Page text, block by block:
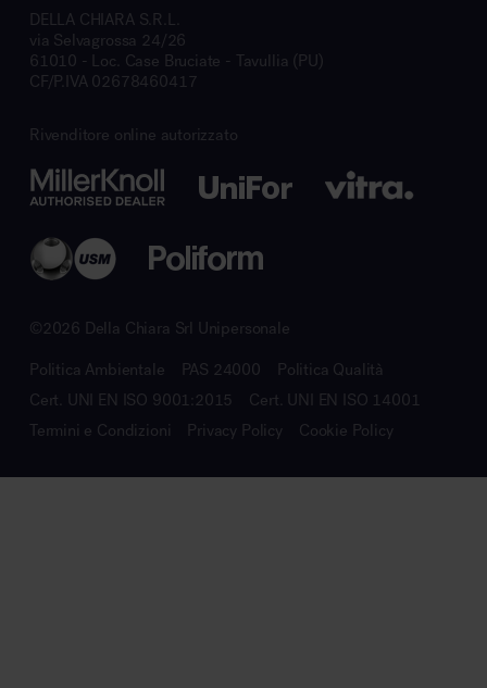
DELLA CHIARA S.R.L.
via Selvagrossa 24/26
61010 - Loc. Case Bruciate - Tavullia (PU)
CF/P.IVA 02678460417
Rivenditore online autorizzato
©2026 Della Chiara Srl Unipersonale
Politica Ambientale PAS 24000
Politica Qualità
Cert. UNI EN ISO 9001:2015
Cert. UNI EN ISO 14001
Termini e Condizioni
Privacy Policy Cookie Policy